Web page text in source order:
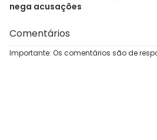
nega acusações
Comentários
Importante: Os comentários são de